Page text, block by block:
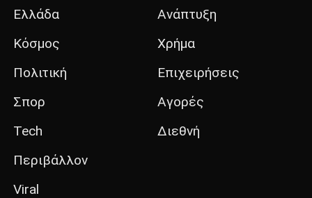
Ελλάδα
Κόσμος
Πολιτική
Σπορ
Tech
Περιβάλλον
Viral
Ανάπτυξη
Χρήμα
Επιχειρήσεις
Αγορές
Διεθνή